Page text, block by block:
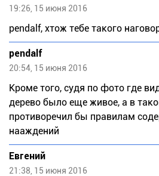
19:26, 15 июня 2016
pеndаlf, хтож тебе такого
pendalf
20:54, 15 июня 2016
Кроме того, судя по фото где
дерево было еще живое, а в
противоречил бы правилам
нааждений
Евгений
21:38, 15 июня 2016